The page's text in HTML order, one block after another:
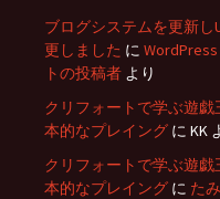
ブログシステムを更新し
更しました に
トの投稿者 より
クリフォートで学ぶ遊戯
本的なプレイング に KK
クリフォートで学ぶ遊戯
本的なプレイング に た